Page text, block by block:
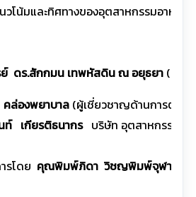
วโน้มและทิศทางของอุตสาหกรรมอาหาร
ย์ ดร.สักกมน เทพหัสดิน ณ อยุธยา(มหาวิ
ล่องพยาบาล(ผู้เชี่ยวชาญด้านการตลา
เกียรติธนากรบริษัท อุตสาหกรรม เ
รโดย คุณพิมพ์ภิดา วิชญพิมพ์จุฬา